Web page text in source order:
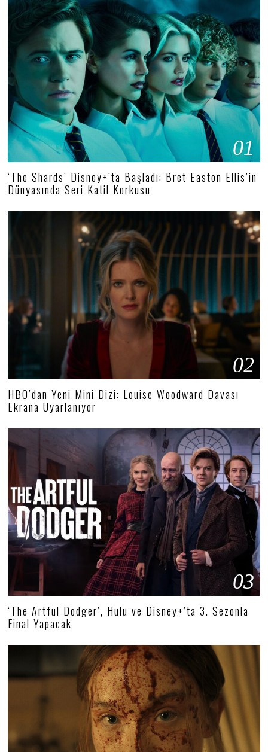
01
‘The Shards’ Disney+’ta Başladı: Bret Easton Ellis’in
Dünyasında Seri Katil Korkusu
02
HBO’dan Yeni Mini Dizi: Louise Woodward Davası
Ekrana Uyarlanıyor
03
‘The Artful Dodger’, Hulu ve Disney+’ta 3. Sezonla
Final Yapacak